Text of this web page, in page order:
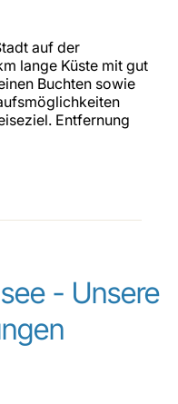
auf der
lange Küste mit gut
Buchten sowie
Entfernung
- Unsere